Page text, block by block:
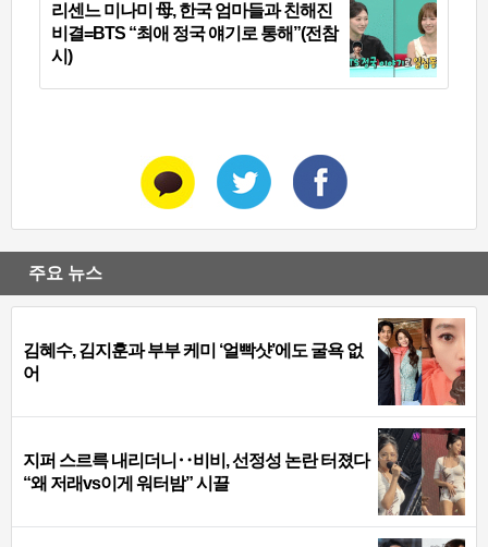
리센느 미나미 母, 한국 엄마들과 친해진
비결=BTS “최애 정국 얘기로 통해”(전참
시)
주요 뉴스
김혜수, 김지훈과 부부 케미 ‘얼빡샷’에도 굴욕 없
어
지퍼 스르륵 내리더니‥비비, 선정성 논란 터졌다
“왜 저래vs이게 워터밤” 시끌